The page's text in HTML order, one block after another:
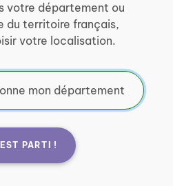
votre département ou
du territoire français,
votre localisation.
PARTI !
La Poste de
AUX DROITS
: